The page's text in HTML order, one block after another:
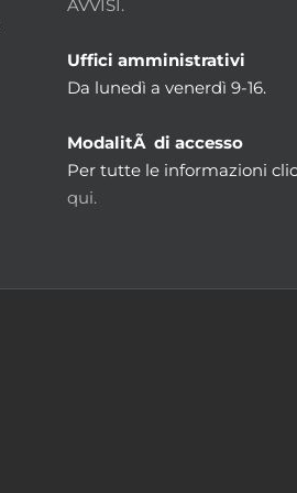
AVVISI.
Uffici amministrativi
Da lunedì a venerdì 9-16.
ModalitÃ di accesso
Per tutte le informazioni
qui.